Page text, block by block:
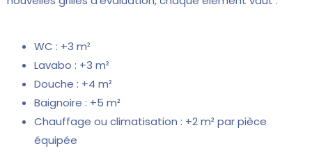
WC : +3 m²
Lavabo : +3 m²
Douche : +4 m²
Baignoire : +5 m²
Chauffage ou climatisation : +2 m² par pièce
équipée